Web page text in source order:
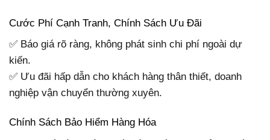
Cước Phí Cạnh Tranh, Chính Sách Ưu Đãi
✅ Báo giá rõ ràng, không phát sinh chi phí ngoài dự
kiến.
✅ Ưu đãi hấp dẫn cho khách hàng thân thiết, doanh
nghiệp vận chuyển thường xuyên.
Chính Sách Bảo Hiểm Hàng Hóa